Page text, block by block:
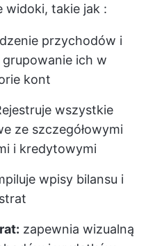
widoki, takie jak :
przychodów i
ich w
kont
wszystkie
ze szczegółowymi
i kredytowymi
wpisy bilansu i
zapewnia wizualną